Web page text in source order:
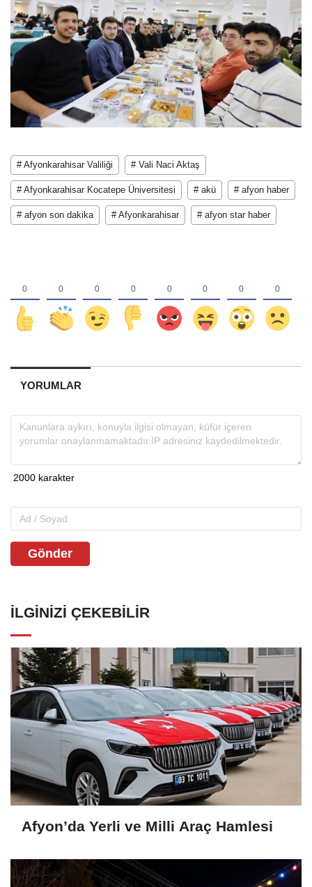
# Afyonkarahisar Valiliği # Vali Naci Aktaş
# Afyonkarahisar Kocatepe Üniversitesi # akü # afyon haber
# afyon son dakika # Afyonkarahisar # afyon star haber
YORUMLAR
Gönder
İLGINIZI ÇEKEBILIR
Afyon’da Yerli ve Milli Araç Hamlesi